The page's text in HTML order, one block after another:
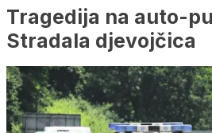
Tragedija na auto-
Stradala djevojčica